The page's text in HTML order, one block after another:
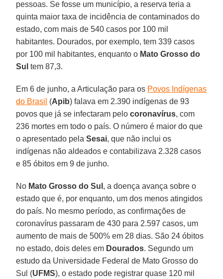
pessoas. Se fosse um município, a reserva teria a
quinta maior taxa de incidência de contaminados do
estado, com mais de 540 casos por 100 mil
habitantes. Dourados, por exemplo, tem 339 casos
por 100 mil habitantes, enquanto o Mato Grosso do
Sul tem 87,3.
Em 6 de junho, a Articulação para os Povos Indígenas
do Brasil (Apib) falava em 2.390 indígenas de 93
povos que já se infectaram pelocoronavírus, com
236 mortes em todo o país. O número é maior do que
o apresentado pelaSesai, que não inclui os
indígenas não aldeados e contabilizava 2.328 casos
e 85 óbitos em 9 de junho.
No Mato Grosso do Sul , a doença avança sobre o
estado que é, por enquanto, um dos menos atingidos
do país. No mesmo período, as confirmações de
coronavírus passaram de 430 para 2.597 casos, um
aumento de mais de 500% em 28 dias. São 24 óbitos
no estado, dois deles em Dourados. Segundo um
estudo da Universidade Federal de Mato Grosso do
Sul (UFMS), o estado pode registrar quase 120 mil